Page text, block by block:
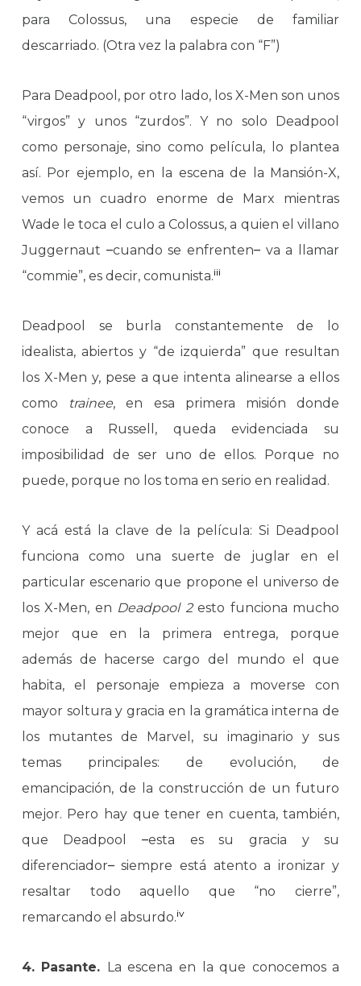
para Colossus, una especie de familiar
descarriado. (Otra vez la palabra con “F”)
Para Deadpool, por otro lado, los X-Men son unos
“virgos” y unos “zurdos”. Y no solo Deadpool
como personaje, sino como película, lo plantea
así. Por ejemplo, en la escena de la Mansión-X,
vemos un cuadro enorme de Marx mientras
Wade le toca el culo a Colossus, a quien el villano
Juggernaut –cuando se enfrenten– va a llamar
“commie”, es decir, comunista.iii
Deadpool se burla constantemente de lo
idealista, abiertos y “de izquierda” que resultan
los X-Men y, pese a que intenta alinearse a ellos
como trainee, en esa primera misión donde
conoce a Russell, queda evidenciada su
imposibilidad de ser uno de ellos. Porque no
puede, porque no los toma en serio en realidad.
Y acá está la clave de la película: Si Deadpool
funciona como una suerte de juglar en el
particular escenario que propone el universo de
los X-Men, en Deadpool 2esto funciona mucho
mejor que en la primera entrega, porque
además de hacerse cargo del mundo el que
habita, el personaje empieza a moverse con
mayor soltura y gracia en la gramática interna de
los mutantes de Marvel, su imaginario y sus
temas principales: de evolución, de
emancipación, de la construcción de un futuro
mejor. Pero hay que tener en cuenta, también,
que Deadpool–esta es su gracia y su
diferenciador–siempre está atento a ironizar y
resaltar todo aquello que “no cierre”,
remarcando el absurdo.iv
4. Pasante. La escena en la que conocemos a